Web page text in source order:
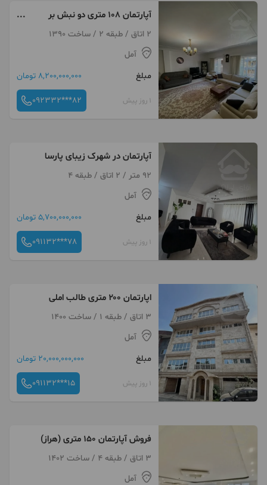
آپارتمان ۱۰۸ متری دو نبش بر
خیابان برند طبری
2 اتاق / طبقه 2 / ساخت 1390
آمل
مبلغ
8,200,000,000 تومان
1 روز پیش 092332***82
آپارتمان در شهرک زیبای پارسا
92 متر / 2 اتاق / طبقه 4
آمل
مبلغ
5,700,000,000 تومان
1 روز پیش 091132***78
اپارتمان ۲۰۰ متری طالب املی
3 اتاق / طبقه 1 / ساخت 1400
آمل
مبلغ
20,000,000,000 تومان
1 روز پیش 091132***15
فروش آپارتمان ۱۵۰ متری (هراز)
3 اتاق / طبقه 4 / ساخت 1402
آمل